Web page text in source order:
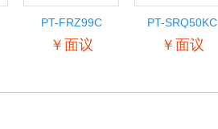
PT-FRZ99C
￥面议
PT-SRQ50KC
￥面议